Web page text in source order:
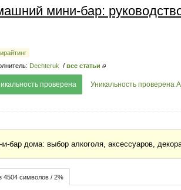
мини-бар:
Dechteruk / все статьи
проверена Уникальность проверена
бар дома: выбор алкоголя, аксессуаров,
4504 символов / 2%